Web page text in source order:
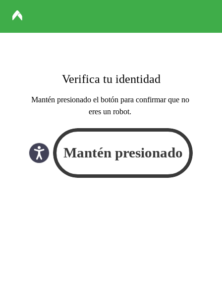
Verifica tu identidad
Mantén presionado el botón para confirmar que no
eres un robot.